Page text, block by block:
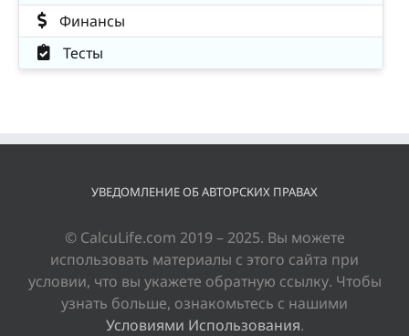
Финансы
Тесты
УВЕДОМЛЕНИЕ ОБ АВТОРСКИХ ПРАВАХ
© CalcuLife.com 2019 – 2025. Вы можете
использовать материалы с этого сайта при
условии, что вы укажете обратную ссылку. Чтобы
узнать больше, ознакомьтесь с нашими
Условиями Использования.